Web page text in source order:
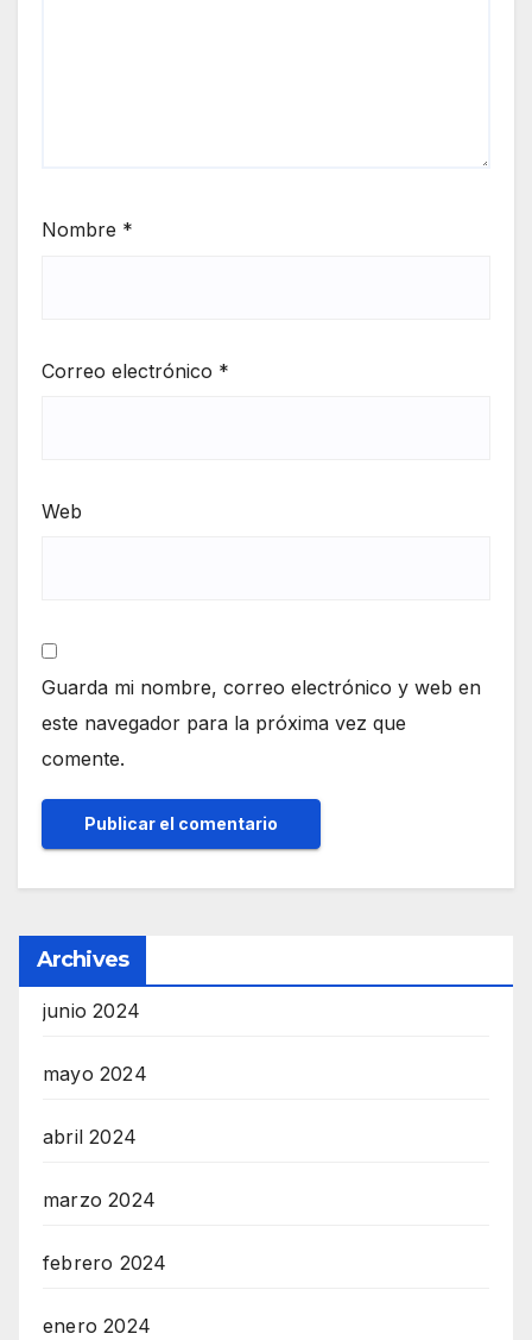
Nombre *
Correo electrónico *
Web
Guarda mi nombre, correo electrónico y web en
este navegador para la próxima vez que
comente.
Archives
junio 2024
mayo 2024
abril 2024
marzo 2024
febrero 2024
enero 2024